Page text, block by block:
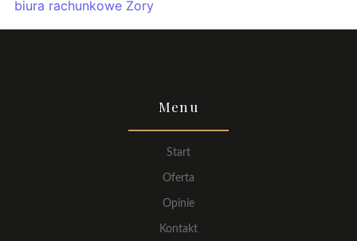
biura rachunkowe Żory
Menu
Start
Oferta
Opinie
Kontakt